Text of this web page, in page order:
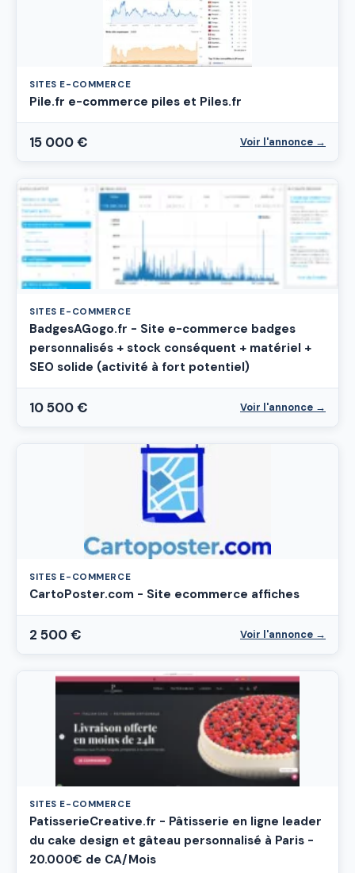
SITES E-COMMERCE
Pile.fr e-commerce piles et Piles.fr
15 000 € Voir l'annonce →
SITES E-COMMERCE
BadgesAGogo.fr - Site e-commerce badges
personnalisés + stock conséquent + matériel +
SEO solide (activité à fort potentiel)
10 500 € Voir l'annonce →
SITES E-COMMERCE
CartoPoster.com - Site ecommerce affiches
2 500 € Voir l'annonce →
SITES E-COMMERCE
PatisserieCreative.fr - Pâtisserie en ligne leader
du cake design et gâteau personnalisé à Paris -
20.000€ de CA/Mois